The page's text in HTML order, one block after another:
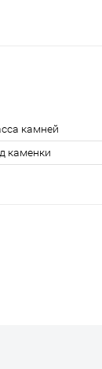
камней
каменки